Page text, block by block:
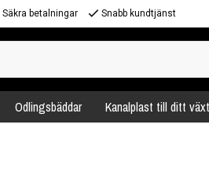
Säkra betalningar Snabb kundtjänst
Odlingsbäddar Kanalplast till ditt